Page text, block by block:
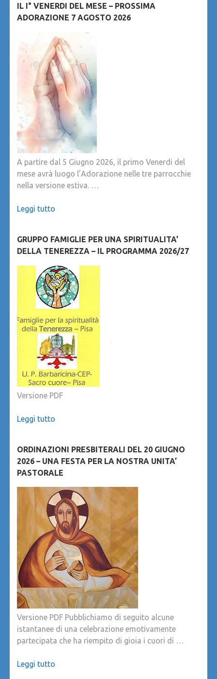
IL I° VENERDI DEL MESE – PROSSIMA
ADORAZIONE 7 AGOSTO 2026
A partire dal 5 Giugno 2026, il primo Venerdi del
mese avrà luogo l’Adorazione nelle tre parrocchie
nella versione estiva. …
Leggi tutto
GRUPPO FAMIGLIE PER UNA SPIRITUALITA’
DELLA TENEREZZA – IL PROGRAMMA 2026/27
Versione PDF
Leggi tutto
ORDINAZIONI PRESBITERALI DEL 20 GIUGNO
2026 – UNA FESTA PER LA NOSTRA UNITA’
PASTORALE
Versione PDF Pubblichiamo di seguito alcune
istantanee di una celebrazione emotivamente
partecipata che ha riempito di gioia i cuori di …
Leggi tutto